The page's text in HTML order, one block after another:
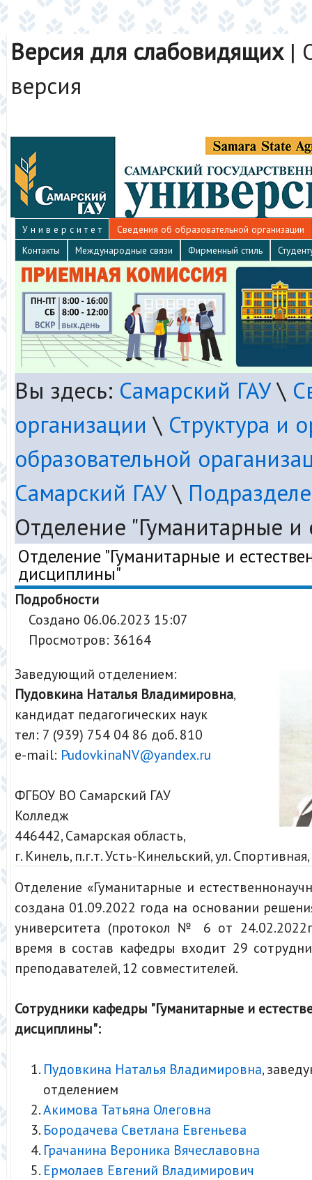
Версия для слабовидящих|
версия
У н и в е р с и т е т
Сведения об образовательной организации
Контакты
Международные связи Фирменный стиль
Вы здесь: Самарский ГАУ\
организации \ Структура и
образовательной
Самарский ГАУ\
Отделение "Гуманитарные
Отделение "Гуманитарные и
дисциплины"
Подробности
Создано 06.06.2023 15:07
Просмотров: 36164
Заведующий отделением:
Пудовкина Наталья Владимировна,
кандидат педагогических наук
тел: 7 (939) 754 04 86 доб. 810
e-mail: PudovkinaNV@yandex.ru
ФГБОУ ВО Самарский ГАУ
Колледж
446442, Самарская область,
г. Кинель, п.г.т. Усть-Кинельский, ул.
Отделение «Гуманитарные и
создана 01.09.2022 года на основании
университета (протокол № 6 от
время в состав кафедры входит 29
преподавателей, 12 совместителей.
Сотрудники кафедры "Гуманитарные и
дисциплины":
Пудовкина Наталья Владимировна,
отделением
Акимова Татьяна Олеговна
Бородачева Светлана Евгеньева
Грачанина Вероника Вячеславовна
Ермолаев Евгений Владимирович